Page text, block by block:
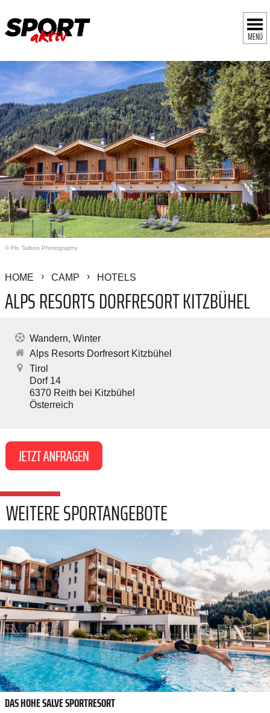
MENÜ
© Flo Taibon Photography
HOME CAMP HOTELS
ALPS RESORTS DORFRESORT KITZBÜHEL
Wandern Winter
Alps Resorts Dorfresort Kitzbühel
Tirol
Dorf 14
6370 Reith bei Kitzbühel
Österreich
WEITERE SPORTANGEBOTE
DAS HOHE SALVE SPORTRESORT